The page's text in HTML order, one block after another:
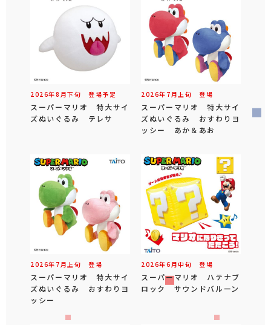
2026年8 月下旬 登場予定
スーパーマリオ 特大サイ
ズぬいぐるみ テレサ
2026年 7 月 上旬 登場
スーパーマリオ 特大サイ
ズぬいぐるみ おすわりヨ
ッシー あか＆あお
2026年 7 月 上旬 登場
スーパーマリオ 特大サイ
ズぬいぐるみ おすわりヨ
ッシー
2026年6 月中旬 登場
スーパーマリオ ハテナブ
ロック サウンドバルーン